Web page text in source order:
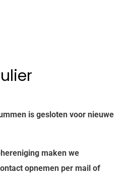
is gesloten voor nieuwe
maken we
opnemen per mail of